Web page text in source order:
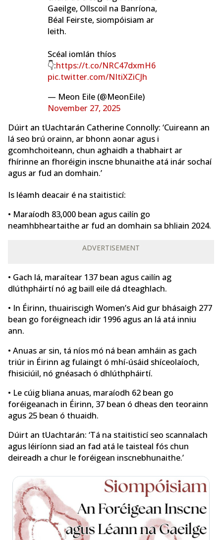
Gaeilge, Ollscoil na Banríona,
Béal Feirste, siompóisiam ar
leith.
Scéal iomlán thíos
👇:https://t.co/NRC47dxmH6
pic.twitter.com/NItiXZiCJh
— Meon Eile (@MeonEile)
November 27, 2025
Dúirt an tUachtarán Catherine Connolly: ‘Cuireann an
lá seo brú orainn, ar bhonn aonar agus i
gcomhchoiteann, chun aghaidh a thabhairt ar
fhírinne an fhoréigin inscne bhunaithe atá inár sochaí
agus ar fud an domhain.’
Is léamh deacair é na staitisticí:
• Maraíodh 83,000 bean agus cailín go
neamhbheartaithe ar fud an domhain sa bhliain 2024.
ADVERTISEMENT
• Gach lá, maraítear 137 bean agus cailín ag
dlúthpháirtí nó ag baill eile dá dteaghlach.
• In Éirinn, thuairiscigh Women’s Aid gur bhásaigh 277
bean go foréigneach idir 1996 agus an lá atá inniu
ann.
• Anuas ar sin, tá níos mó ná bean amháin as gach
triúr in Éirinn ag fulaingt ó mhí-úsáid shíceolaíoch,
fhisiciúil, nó gnéasach ó dhlúthpháirtí.
• Le cúig bliana anuas, maraíodh 62 bean go
foréigeanach in Éirinn, 37 bean ó dheas den teorainn
agus 25 bean ó thuaidh.
Dúirt an tUachtarán: ‘Tá na staitisticí seo scannalach
agus léiríonn siad an fad atá le taisteal fós chun
deireadh a chur le foréigean inscnebhunaithe.’